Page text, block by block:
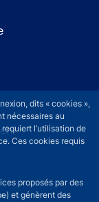
dits « cookies »,
nécessaires au
l’utilisation de
Ces cookies requis
proposés par des
et génèrent des